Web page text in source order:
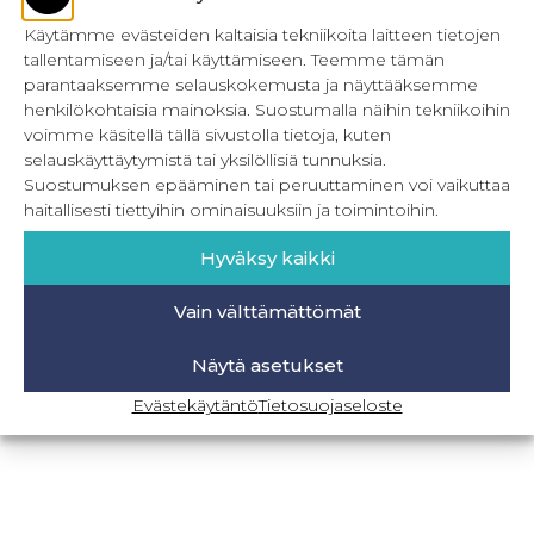
Käytämme evästeiden kaltaisia tekniikoita laitteen tietojen
tallentamiseen ja/tai käyttämiseen. Teemme tämän
parantaaksemme selauskokemusta ja näyttääksemme
henkilökohtaisia mainoksia. Suostumalla näihin tekniikoihin
voimme käsitellä tällä sivustolla tietoja, kuten
selauskäyttäytymistä tai yksilöllisiä tunnuksia.
Suostumuksen epääminen tai peruuttaminen voi vaikuttaa
haitallisesti tiettyihin ominaisuuksiin ja toimintoihin.
Hyväksy kaikki
Vain välttämättömät
Näytä asetukset
EvästekäytäntöTietosuojaseloste
Bokserikuminauhan ompelu
Metrivetoketjun käyttö
Metrivetoketjun lukon pujottaminen
Onnistu joustavien vaatteiden ompelussa
Laakasauman ompelu saumurilla
Jujunan ompelubingo heinä-joulukuulle
Retkeilyhousujen materiaalit ja tarvikkeet
BLOGI-SIVULLE